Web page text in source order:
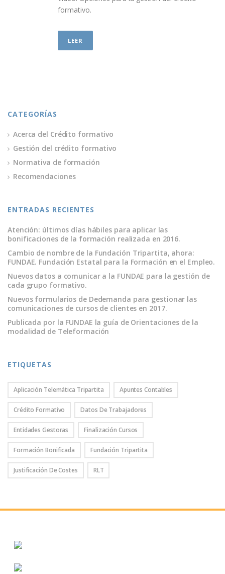
formativo.
LEER
CATEGORÍAS
Acerca del Crédito formativo
Gestión del crédito formativo
Normativa de formación
Recomendaciones
ENTRADAS RECIENTES
Atención: últimos días hábiles para aplicar las
bonificaciones de la formación realizada en 2016.
Cambio de nombre de la Fundación Tripartita, ahora:
FUNDAE. Fundación Estatal para la Formación en el Empleo.
Nuevos datos a comunicar a la FUNDAE para la gestión de
cada grupo formativo.
Nuevos formularios de Dedemanda para gestionar las
comunicaciones de cursos de clientes en 2017.
Publicada por la FUNDAE la guía de Orientaciones de la
modalidad de Teleformación
ETIQUETAS
Aplicación Telemática Tripartita Apuntes Contables
Crédito Formativo Datos De Trabajadores
Entidades Gestoras Finalización Cursos
Formación Bonificada Fundación Tripartita
Justificación De Costes RLT